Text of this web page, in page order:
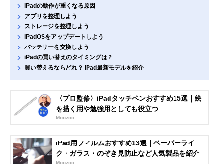
iPadの動作が重くなる原因
アプリを整理しよう
ストレージを整理しよう
iPadOSをアップデートしよう
バッテリーを交換しよう
iPadの買い替えのタイミングは？
買い替えるならどれ？ iPad最新モデルを紹介
〈プロ監修〉iPadタッチペンおすすめ15選｜絵
を描く用や勉強用としても役立つ
Moovoo
iPad用フィルムおすすめ13選｜ペーパーライ
ク・ガラス・のぞき見防止など人気製品を紹介
Moovoo